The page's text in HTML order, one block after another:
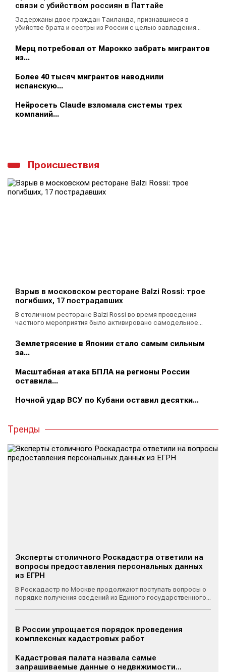
связи с убийством россиян в Паттайе
Задержаны двое граждан Таиланда, признавшиеся в
убийстве брата и сестры из России с целью завладения...
Мерц потребовал от Марокко забрать мигрантов
из...
Более 40 тысяч мигрантов наводнили
испанскую...
Нейросеть Claude взломала системы трех
компаний...
Происшествия
Взрыв в московском ресторане Balzi Rossi: трое
погибших, 17 пострадавших
В столичном ресторане Balzi Rossi во время проведения
частного мероприятия было активировано самодельное...
Землетрясение в Японии стало самым сильным
за...
Масштабная атака БПЛА на регионы России
оставила...
Ночной удар ВСУ по Кубани оставил десятки...
Тренды
Эксперты столичного Роскадастра ответили на
вопросы предоставления персональных данных
из ЕГРН
В Роскадастр по Москве продолжают поступать вопросы о
порядке получения сведений из Единого государственного...
В России упрощается порядок проведения
комплексных кадастровых работ
Кадастровая палата назвала самые
запрашиваемые данные о недвижимости...